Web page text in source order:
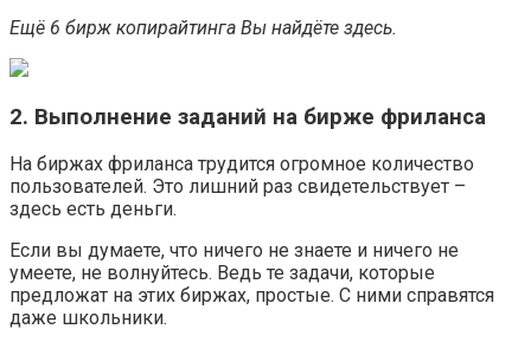
Ещё 6 бирж копирайтинга Вы найдёте здесь.
2. Выполнение заданий на бирже фриланса
На биржах фриланса трудится огромное количество
пользователей. Это лишний раз свидетельствует –
здесь есть деньги.
Если вы думаете, что ничего не знаете и ничего не
умеете, не волнуйтесь. Ведь те задачи, которые
предложат на этих биржах, простые. С ними справятся
даже школьники.